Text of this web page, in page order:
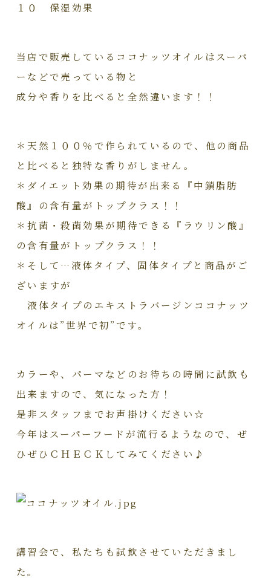
１０ 保湿効果
当店で販売しているココナッツオイルはスーパ
ーなどで売っている物と
成分や香りを比べると全然違います！！
＊天然１００％で作られているので、他の商品
と比べると独特な香りがしません。
＊ダイエット効果の期待が出来る『中鎖脂肪
酸』の含有量がトップクラス！！
＊抗菌・殺菌効果が期待できる『ラウリン酸』
の含有量がトップクラス！！
＊そして…液体タイプ、固体タイプと商品がご
ざいますが
液体タイプのエキストラバージンココナッツ
オイルは”世界で初”です。
カラーや、パーマなどのお待ちの時間に試飲も
出来ますので、気になった方！
是非スタッフまでお声掛けください☆
今年はスーパーフードが流行るようなので、ぜ
ひぜひＣＨＥＣＫしてみてください♪
講習会で、私たちも試飲させていただきまし
た。